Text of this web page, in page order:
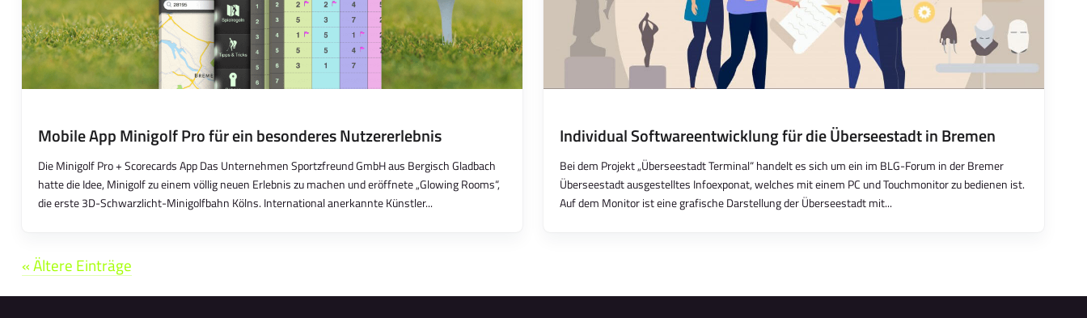
Mobile App Minigolf Pro für ein besonderes Nutzererlebnis
Die Minigolf Pro + Scorecards App Das Unternehmen Sportzfreund GmbH aus Bergisch Gladbach
hatte die Idee, Minigolf zu einem völlig neuen Erlebnis zu machen und eröffnete „Glowing Rooms“,
die erste 3D-Schwarzlicht-Minigolfbahn Kölns. International anerkannte Künstler...
Individual Softwareentwicklung für die Überseestadt in Bremen
Bei dem Projekt „Überseestadt Terminal“ handelt es sich um ein im BLG-Forum in der Bremer
Überseestadt ausgestelltes Infoexponat, welches mit einem PC und Touchmonitor zu bedienen ist.
Auf dem Monitor ist eine grafische Darstellung der Überseestadt mit...
« Ältere Einträge